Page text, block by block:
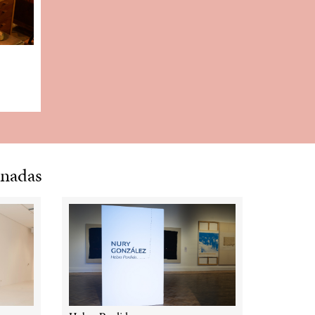
común de la “arquitectura
De todas esas historias, difíciles
que acompañan estos objetos
planeta —recuerdo vagamente una
de Schlondorf en la que un caballo
desbocado entre las ruinas